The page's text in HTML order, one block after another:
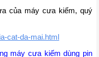
của máy cưa kiếm, quý
cat-da-mai.html
máy cưa kiếm dùng pin